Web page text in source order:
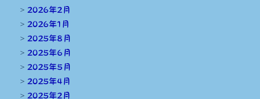
2026年2月
2026年1月
2025年8月
2025年6月
2025年5月
2025年4月
2025年2月